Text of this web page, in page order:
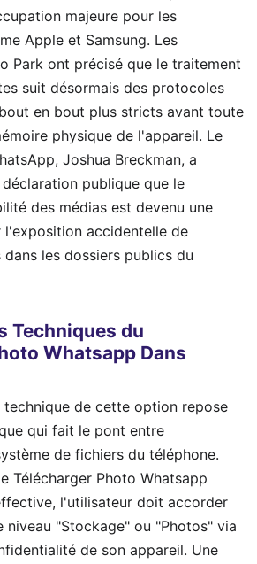
majeure pour les
Apple et Samsung. Les
Park ont précisé que le traitement
suit désormais des protocoles
en bout plus stricts avant toute
physique de l'appareil. Le
Joshua Breckman, a
publique que le
des médias est devenu une
accidentelle de
les dossiers publics du
Techniques du
Whatsapp Dans
de cette option repose
qui fait le pont entre
de fichiers du téléphone.
Télécharger Photo Whatsapp
l'utilisateur doit accorder
niveau "Stockage" ou "Photos" via
de son appareil. Une